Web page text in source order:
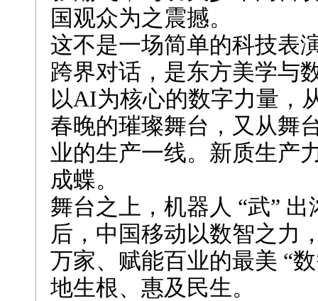
国观众为之震撼。
这不是一场简单的科技表
跨界对话，是东方美学与
以AI为核心的数字力量，
春晚的璀璨舞台，又从舞
业的生产一线。新质生产
成蝶。
舞台之上，机器人 “武”
后，中国移动以数智之力
万家、赋能百业的最美 “
地生根、惠及民生。